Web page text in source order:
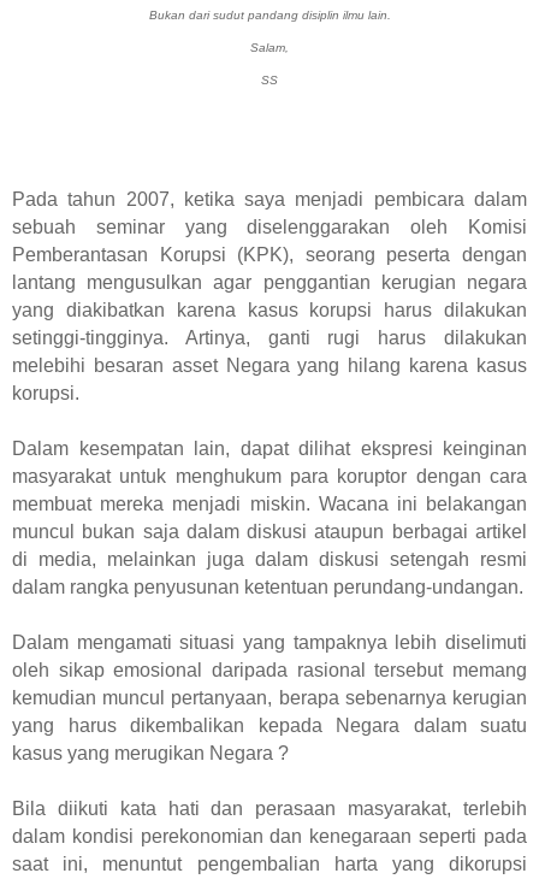
Bukan dari sudut pandang disiplin ilmu lain.
Salam,
SS
Pada tahun 2007, ketika saya menjadi pembicara dalam
sebuah seminar yang diselenggarakan oleh Komisi
Pemberantasan Korupsi (KPK), seorang peserta dengan
lantang mengusulkan agar penggantian kerugian negara
yang diakibatkan karena kasus korupsi harus dilakukan
setinggi-tingginya. Artinya, ganti rugi harus dilakukan
melebihi besaran asset Negara yang hilang karena kasus
korupsi.
Dalam kesempatan lain, dapat dilihat ekspresi keinginan
masyarakat untuk menghukum para koruptor dengan cara
membuat mereka menjadi miskin. Wacana ini belakangan
muncul bukan saja dalam diskusi ataupun berbagai artikel
di media, melainkan juga dalam diskusi setengah resmi
dalam rangka penyusunan ketentuan perundang-undangan.
Dalam mengamati situasi yang tampaknya lebih diselimuti
oleh sikap emosional daripada rasional tersebut memang
kemudian muncul pertanyaan, berapa sebenarnya kerugian
yang harus dikembalikan kepada Negara dalam suatu
kasus yang merugikan Negara ?
Bila diikuti kata hati dan perasaan masyarakat, terlebih
dalam kondisi perekonomian dan kenegaraan seperti pada
saat ini, menuntut pengembalian harta yang dikorupsi